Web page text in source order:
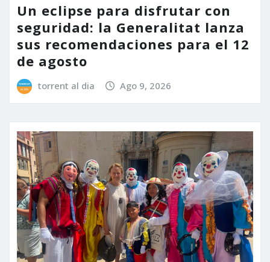
Un eclipse para disfrutar con
seguridad: la Generalitat lanza
sus recomendaciones para el 12
de agosto
torrent al dia Ago 9, 2026